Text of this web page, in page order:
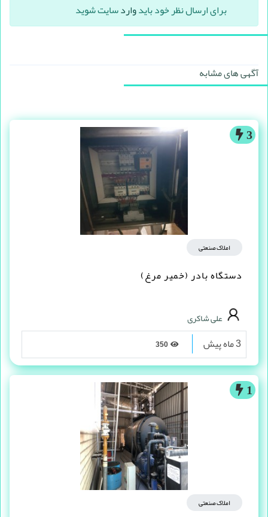
برای ارسال نظر خود بایدواردسایت شوید
آگهی های مشابه
3
املاک صنعتی
دستگاه بادر (خمیر مرغ)
علی شاکری
3 ماه پیش
1
املاک صنعتی